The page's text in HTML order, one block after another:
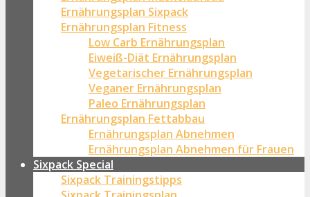
Ernährungsplan Sixpack
Ernährungsplan Fitness
Low Carb Ernährungsplan
Eiweiß-Diät Ernährungsplan
Vegetarischer Ernährungsplan
Veganer Ernährungsplan
Paleo Ernährungsplan
Ernährungsplan Fettabbau
Ernährungsplan Abnehmen
Ernährungsplan Abnehmen für Frauen
Sixpack Special
Sixpack Trainingstipps